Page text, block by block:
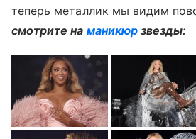
теперь металлик мы видим
смотрите на маникюрзвезды: